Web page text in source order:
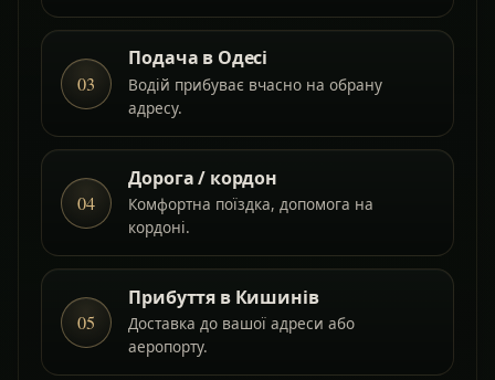
03
Подача в Одесі
Водій прибуває вчасно на обрану
адресу.
04
Дорога / кордон
Комфортна поїздка, допомога на
кордоні.
05
Прибуття в Кишинів
Доставка до вашої адреси або
аеропорту.